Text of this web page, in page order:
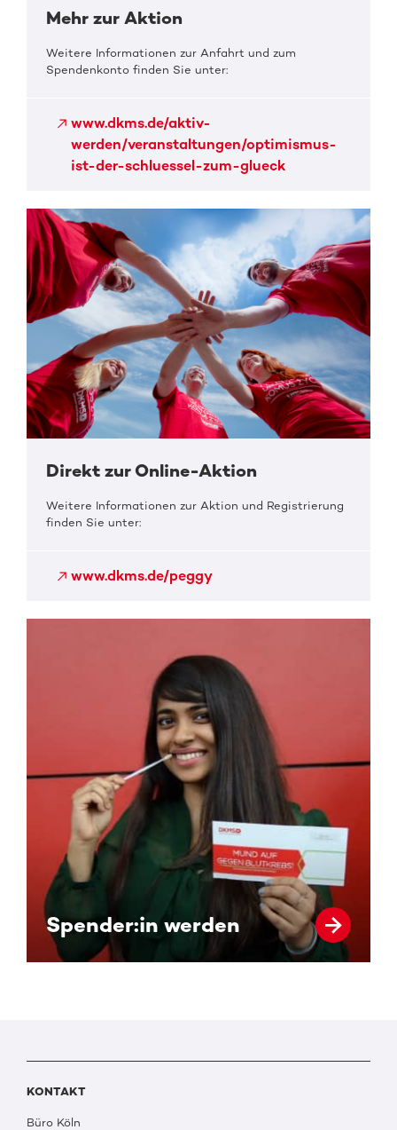
Mehr zur Aktion
Weitere Informationen zur Anfahrt und zum
Spendenkonto finden Sie unter:
www.dkms.de/aktiv-
werden/veranstaltungen/optimismus-
ist-der-schluessel-zum-glueck
Direkt zur Online-Aktion
Weitere Informationen zur Aktion und Registrierung
finden Sie unter:
www.dkms.de/peggy
Spender:in werden
KONTAKT
Büro Köln